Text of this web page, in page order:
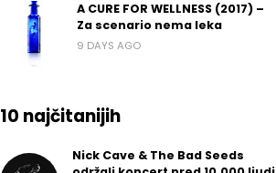
A CURE FOR WELLNESS (2017) –
Za scenario nema leka
9 DAYS AGO
10 najčitanijih
Nick Cave & The Bad Seeds